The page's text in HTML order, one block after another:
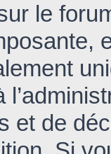
le
et de